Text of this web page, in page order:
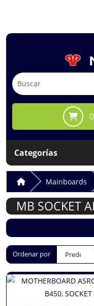
Categorías
Mainboards
MB SOCKET
Ordenar por